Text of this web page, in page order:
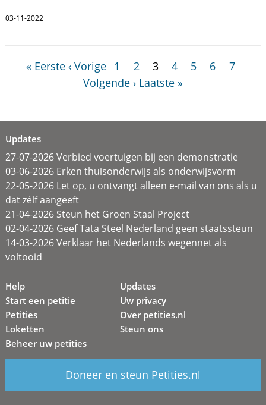
03-11-2022
« Eerste ‹ Vorige 1 2 3 4 5 6
7
Volgende › Laatste »
Updates
27-07-2026 Verbied voertuigen bij een demonstratie
03-06-2026 Erken thuisonderwijs als onderwijsvorm
22-05-2026 Let op, u ontvangt alleen e-mail van ons als u
dat zélf aangeeft
21-04-2026 Steun het Groen Staal Project
02-04-2026 Geef Tata Steel Nederland geen staatssteun
14-03-2026 Verklaar het Nederlands wegennet als
voltooid
Help
Start een petitie
Petities
Loketten
Beheer uw petities
Updates
Uw privacy
Over petities.nl
Steun ons
Doneer en steun Petities.nl